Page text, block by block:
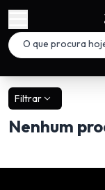
Filtrar
Nenhum